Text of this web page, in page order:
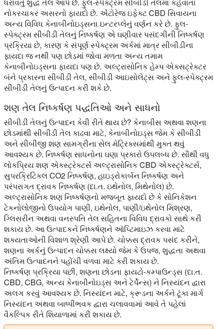
નોકરચાકર અસરનો ફાયદો છે. એંટોરેજ ઇફેક્ટ CBD સિવાયના
અન્ય વિવિધ કેનાબીનોઇડ્સના ઇન્ટરપ્લેનું વર્ણન કરે છે. ફુલ-
સ્પેક્ટ્રમ સીબીડી તેલનું નિષ્કર્ષણ એ ઘણીવાર પસંદગીની નિષ્કર્ષણ
પ્રક્રિયા છે, કારણ કે સંપૂર્ણ સ્પેક્ટ્રમ અર્કમાં માત્ર સીબીડીના
ફાયદા જ નથી પણ છોડમાં જોવા મળતા અન્ય તમામ
કેનાબીનોઇડ્સના ફાયદા પણ છે. અલ્ટ્રાસોનિક હેમ્પ એક્સટ્રેક્ટર
બંને પ્રકારના સીબીડી તેલ, સીબીડી આઇસોલેટ્સ અને ફુલ-સ્પેક્ટ્રમ
સીબીડી તેલનું ઉત્પાદન કરી શકે છે.
શણ તેલ નિષ્કર્ષણ પદ્ધતિઓ અને સાધનો
સીબીડી તેલનું ઉત્પાદન કેવી રીતે થાય છે? કેનાબીસ અથવા શણના
છોડમાંથી સીબીડી તેલ કાઢવા માટે, કેનાબીનોઇડ્સ જેમ કે સીબીડી
અને સીબીજી શણ સામગ્રીના સેલ મેટ્રિક્સમાંથી મુક્ત થવું
આવશ્યક છે. નિષ્કર્ષણ સાધનોના ઘણા પ્રકારો ઉપલબ્ધ છે. સૌથી વધુ
લોકપ્રિય શણ એક્સ્ટ્રેક્ટર્સ અલ્ટ્રાસોનિક CBD એક્સ્ટ્રેક્ટર્સ,
સુપરક્રિટિકલ CO2 નિષ્કર્ષણ, હાઇડ્રોકાર્બન નિષ્કર્ષણ અને
પરંપરાગત દ્રાવક નિષ્કર્ષણ (દા.ત. ઇથેનોલ, મિથેનોલ) છે.
અલ્ટ્રાસોનિક શણ નિષ્કર્ષણનો મજબૂત ફાયદો છે કે સોનિકેશન
ટેકનોલોજીનો ઉપયોગ પાણી, ઇથેનોલ, પાણી/ઇથેનોલ મિશ્રણ,
ગ્લિસરીન અથવા વનસ્પતિ તેલ સહિતના વિવિધ દ્રાવકો સાથે કરી
શકાય છે. આ ઉત્પાદકને નિષ્કર્ષણને ઑપ્ટિમાઇઝ કરવા માટે
શક્યતાઓની વિશાળ શ્રેણી આપે છે. ચોક્કસ દ્રાવક પસંદ કરીને,
શણના અર્કનું ઉત્પાદન ચોક્કસ લક્ષ્યો જેમ કે ઉપજ, શુદ્ધતા અથવા
અંતિમ ઉત્પાદનને પહોંચી વળવા માટે કરી શકાય છે.
નિષ્કર્ષણ પ્રક્રિયા પછી, શણના છોડના ફાયટો-કમ્પાઉન્ડ્સ (દા.ત.
CBD, CBG, અન્ય કેનાબીનોઇડ્સ અને ટેર્પેન્સ) ને નિસ્યંદન દ્વારા
અલગ કરવું આવશ્યક છે. નિસ્યંદન માટે, ક્રૂડના અર્કને ટૂંકા માર્ગ
નિસ્યંદન અથવા બાષ્પીભવક દ્વારા ચલાવવામાં આવે તે પહેલાં
વૈકલ્પિક રીતે શિયાળામાં કરી શકાય છે.